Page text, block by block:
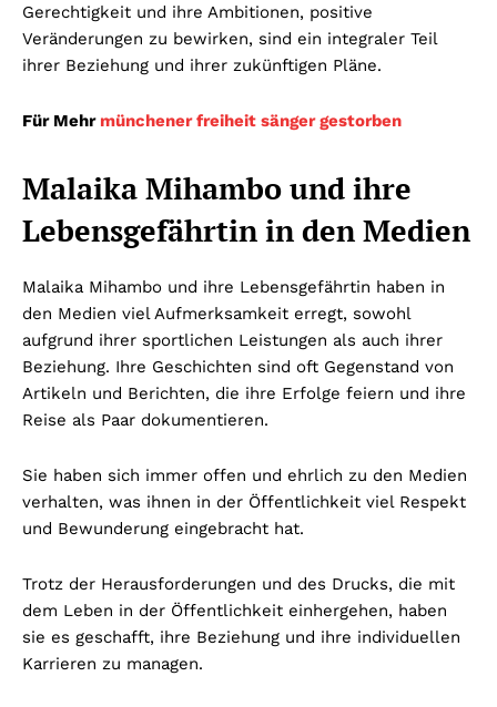
Gerechtigkeit und ihre Ambitionen, positive
Veränderungen zu bewirken, sind ein integraler Teil
ihrer Beziehung und ihrer zukünftigen Pläne.
Für Mehr münchener freiheit sänger gestorben
Malaika Mihambo und ihre
Lebensgefährtin in den Medien
Malaika Mihambo und ihre Lebensgefährtin haben in
den Medien viel Aufmerksamkeit erregt, sowohl
aufgrund ihrer sportlichen Leistungen als auch ihrer
Beziehung. Ihre Geschichten sind oft Gegenstand von
Artikeln und Berichten, die ihre Erfolge feiern und ihre
Reise als Paar dokumentieren.
Sie haben sich immer offen und ehrlich zu den Medien
verhalten, was ihnen in der Öffentlichkeit viel Respekt
und Bewunderung eingebracht hat.
Trotz der Herausforderungen und des Drucks, die mit
dem Leben in der Öffentlichkeit einhergehen, haben
sie es geschafft, ihre Beziehung und ihre individuellen
Karrieren zu managen.